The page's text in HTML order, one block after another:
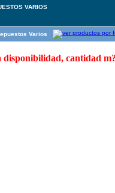
VARIOS
Varios
cantidad